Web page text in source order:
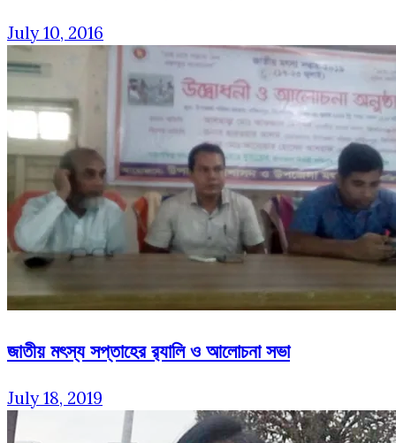
July 10, 2016
জাতীয় মৎস্য সপ্তাহের র‌্যালি ও আলোচনা সভা
July 18, 2019